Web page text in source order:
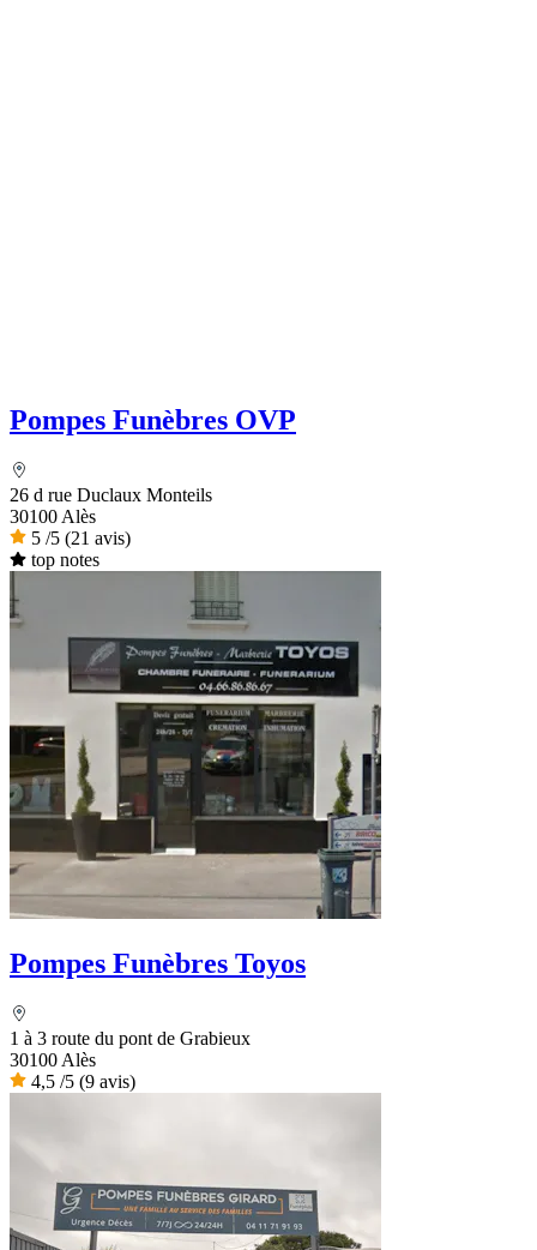
Pompes Funèbres OVP
26 d rue Duclaux Monteils
30100 Alès
5 /5 (21 avis)
top notes
Pompes Funèbres Toyos
1 à 3 route du pont de Grabieux
30100 Alès
4,5 /5 (9 avis)